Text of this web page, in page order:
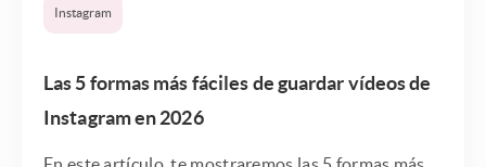
Instagram
Las 5 formas más fáciles de guardar vídeos de
Instagram en 2026